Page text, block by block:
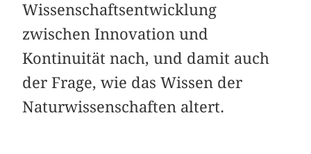
Wissenschaftsentwicklung
zwischen Innovation und
Kontinuität nach, und damit auch
der Frage, wie das Wissen der
Naturwissenschaften altert.